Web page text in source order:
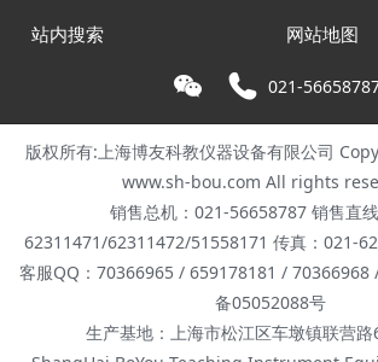
站内搜索
网站地图
021-
版权所有:上海博友科教仪器设备有限公司
www.sh-bou.com All rights
销售总机：021-56658787 销售直
62311471/62311472/51558171 传真：021-
客服QQ：70366965 / 659178181 / 70366968
备05052088号
生产基地：上海市松江区车墩镇联营